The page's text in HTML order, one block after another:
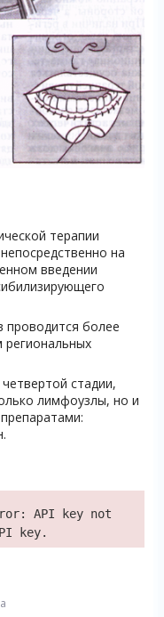
терапии
на
введении
проводится более
региональных
стадии,
лимфоузлы, но и
API key not
key.